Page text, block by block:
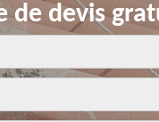
de devis